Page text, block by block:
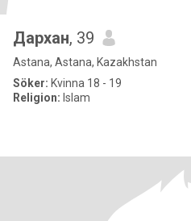
Дархан, 39
Astana, Astana, Kazakhstan
Söker: Kvinna 18 - 19
Religion: Islam